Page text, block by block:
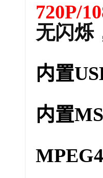
720P/
无闪烁
内置
内置
MPEG4